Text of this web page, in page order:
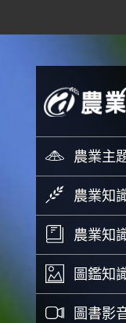
螢光綠
農業主
農業知
農業知
圖鑑知
圖書影